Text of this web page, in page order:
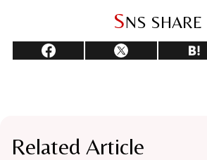
SNS SHARE
Related Article